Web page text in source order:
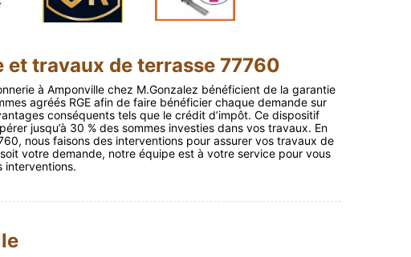
et travaux de terrasse 77760
à Amponville chez M.Gonzalez bénéficient de la garantie
agréés RGE afin de faire bénéficier chaque demande sur
conséquents tels que le crédit d’impôt. Ce dispositif
jusqu’à 30 % des sommes investies dans vos travaux. En
nous faisons des interventions pour assurer vos travaux de
votre demande, notre équipe est à votre service pour vous
interventions.